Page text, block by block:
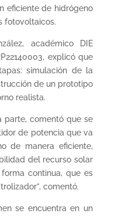
eficiente de hidrógeno
fotovoltaicos.
académico DIE
explicó que
simulación de la
de un prototipo
realista.
parte, comentó que se
de potencia que va
de manera eficiente,
del recurso solar
continua, que es
comentó.
se encuentra en un